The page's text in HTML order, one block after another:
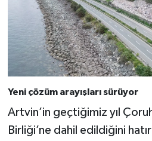
Yeni çözüm arayışları sürüyor
Artvin’in geçtiğimiz yıl
Birliği’ne dahil edildiğini